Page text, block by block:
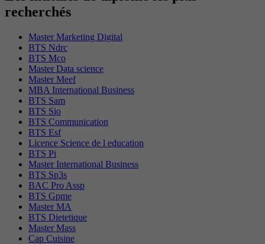
recherchés
Master Marketing Digital
BTS Ndrc
BTS Mco
Master Data science
Master Meef
MBA International Business
BTS Sam
BTS Sio
BTS Communication
BTS Esf
Licence Science de l education
BTS Pi
Master International Business
BTS Sp3s
BAC Pro Assp
BTS Gpme
Master MA
BTS Dietetique
Master Mass
Cap Cuisine